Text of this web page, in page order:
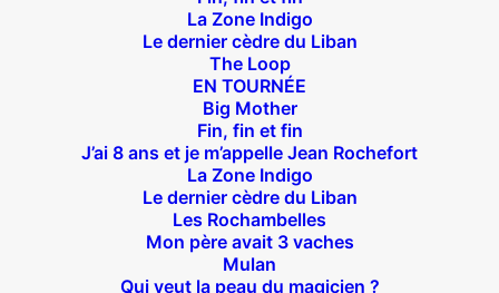
La Zone Indigo
Le dernier cèdre du Liban
The Loop
EN TOURNÉE
Big Mother
Fin, fin et fin
J’ai 8 ans et je m’appelle Jean Rochefort
La Zone Indigo
Le dernier cèdre du Liban
Les Rochambelles
Mon père avait 3 vaches
Mulan
Qui veut la peau du magicien ?
Théâtre des Béliers Parisiens
14 bis rue Sainte Isaure 75018 Paris
Joffrin / Simplon – Loc : 01 42 62 35 00